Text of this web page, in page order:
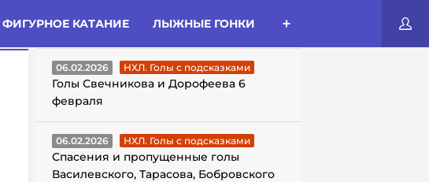
ФИГУРНОЕ КАТАНИЕ ЛЫЖНЫЕ ГОНКИ
ГОЛЫ С ПОДСКАЗКАМИ
06.02.2026 НХЛ. Голы с подсказками
Голы Свечникова и Дорофеева 6
февраля
06.02.2026 НХЛ. Голы с подсказками
Спасения и пропущенные голы
Василевского, Тарасова, Бобровского